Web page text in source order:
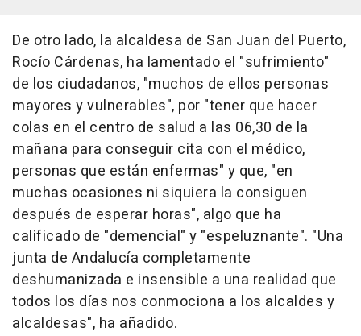
De otro lado, la alcaldesa de San Juan del Puerto,
Rocío Cárdenas, ha lamentado el "sufrimiento"
de los ciudadanos, "muchos de ellos personas
mayores y vulnerables", por "tener que hacer
colas en el centro de salud a las 06,30 de la
mañana para conseguir cita con el médico,
personas que están enfermas" y que, "en
muchas ocasiones ni siquiera la consiguen
después de esperar horas", algo que ha
calificado de "demencial" y "espeluznante". "Una
junta de Andalucía completamente
deshumanizada e insensible a una realidad que
todos los días nos conmociona a los alcaldes y
alcaldesas", ha añadido.